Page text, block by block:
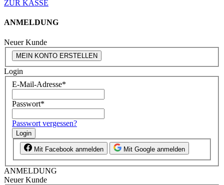
ZUR KASSE
ANMELDUNG
Neuer Kunde
MEIN KONTO ERSTELLEN
Login
E-Mail-Adresse*
Passwort*
Passwort vergessen?
Login
Mit Facebook anmelden Mit Google anmelden
ANMELDUNG
Neuer Kunde